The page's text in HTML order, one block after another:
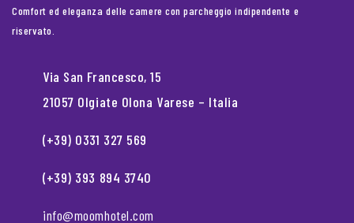
Comfort ed eleganza delle camere con parcheggio indipendente e
riservato.
Via San Francesco, 15
21057 Olgiate Olona Varese – Italia
(+39) 0331 327 569
(+39) 393 894 3740
info@moomhotel.com